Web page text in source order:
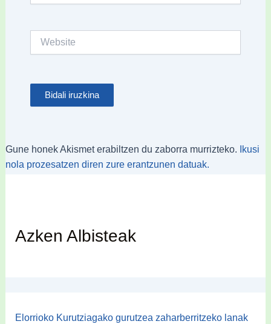
Gune honek Akismet erabiltzen du zaborra murrizteko.
Ikusi
nola prozesatzen diren zure erantzunen datuak.
Azken Albisteak
Elorrioko Kurutziagako gurutzea zaharberritzeko lanak